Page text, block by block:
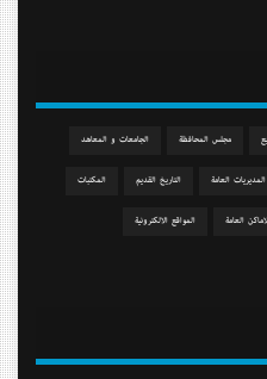
مجلس المحافظة الجامعات و المعاهد
المديريات العامة التاريخ القديم المكتبات
العامة المواقع الالكترونية